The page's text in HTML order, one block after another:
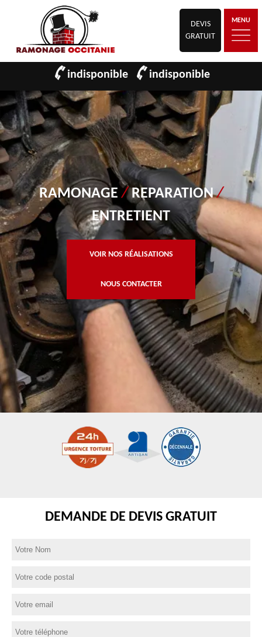
DEVIS
GRATUIT
MENU
indisponible indisponible
RAMONAGE/REPARATION/
ENTRETIENT
VOIR NOS RÉALISATIONS
NOUS CONTACTER
DEMANDE DE DEVIS GRATUIT